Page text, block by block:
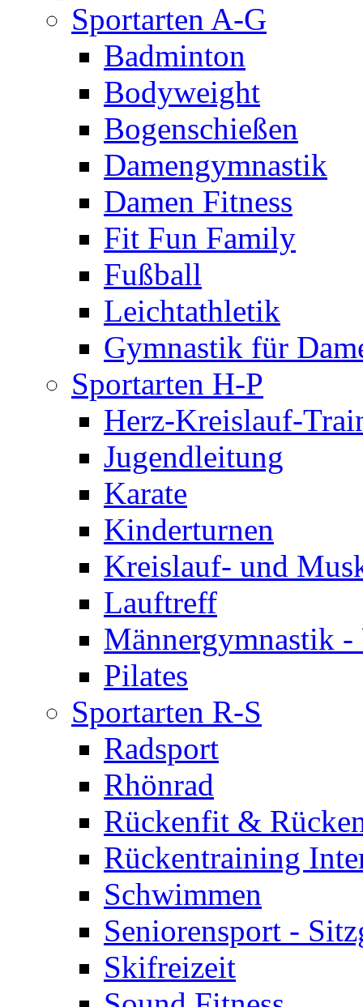
Sportarten A-G
Badminton
Bodyweight
Bogenschießen
Damengymnastik
Damen Fitness
Fit Fun Family
Fußball
Leichtathletik
Gymnastik für
Sportarten H-P
Herz-Kreislauf-
Jugendleitung
Karate
Kinderturnen
Kreislauf- und
Lauftreff
Männergymnastik
Pilates
Sportarten R-S
Radsport
Rhönrad
Rückenfit &
Rückentraining
Schwimmen
Seniorensport -
Skifreizeit